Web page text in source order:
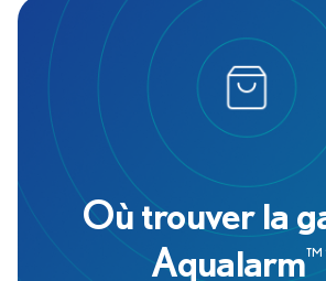
Où trouver la
Aqualarm™